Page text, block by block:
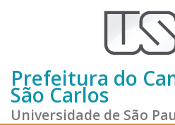
Prefeitura do
São Carlos
Universidade de São